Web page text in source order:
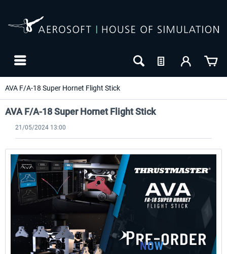
AVA F/A-18 Super Hornet Flight Stick
AVA F/A-18 Super Hornet Flight Stick
21/05/2024 13:00